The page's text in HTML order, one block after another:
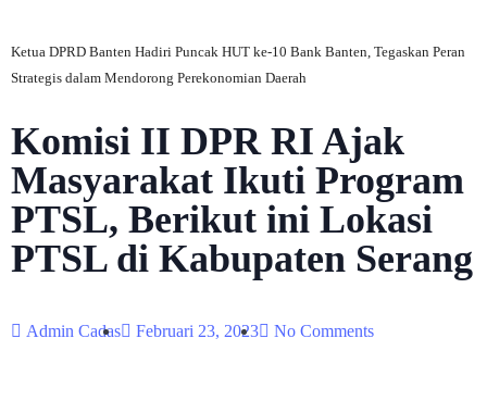
Ketua DPRD Banten Hadiri Puncak HUT ke-10 Bank Banten, Tegaskan Peran
Strategis dalam Mendorong Perekonomian Daerah
Komisi II DPR RI Ajak
Masyarakat Ikuti Program
PTSL, Berikut ini Lokasi
PTSL di Kabupaten Serang
Admin Cadas Februari 23, 2023 No Comments